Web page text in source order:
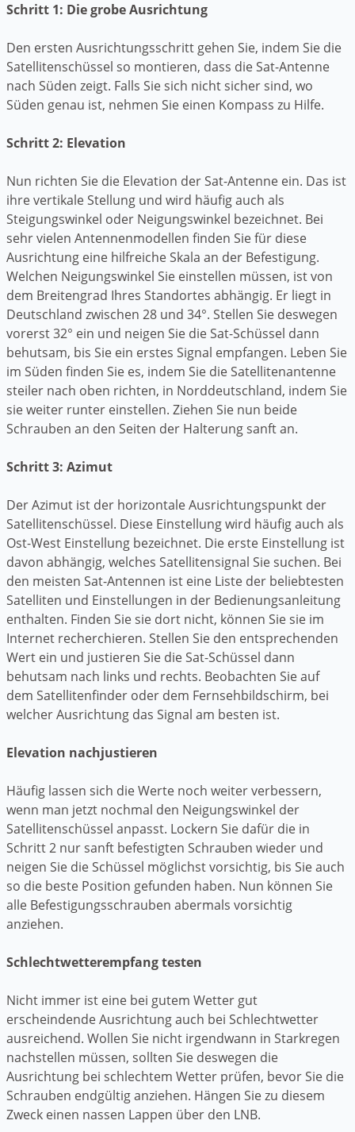
Schritt 1: Die grobe Ausrichtung
Den ersten Ausrichtungsschritt gehen Sie, indem Sie die
Satellitenschüssel so montieren, dass die Sat-Antenne
nach Süden zeigt. Falls Sie sich nicht sicher sind, wo
Süden genau ist, nehmen Sie einen Kompass zu Hilfe.
Schritt 2: Elevation
Nun richten Sie die Elevation der Sat-Antenne ein. Das ist
ihre vertikale Stellung und wird häufig auch als
Steigungswinkel oder Neigungswinkel bezeichnet. Bei
sehr vielen Antennenmodellen finden Sie für diese
Ausrichtung eine hilfreiche Skala an der Befestigung.
Welchen Neigungswinkel Sie einstellen müssen, ist von
dem Breitengrad Ihres Standortes abhängig. Er liegt in
Deutschland zwischen 28 und 34°. Stellen Sie deswegen
vorerst 32° ein und neigen Sie die Sat-Schüssel dann
behutsam, bis Sie ein erstes Signal empfangen. Leben Sie
im Süden finden Sie es, indem Sie die Satellitenantenne
steiler nach oben richten, in Norddeutschland, indem Sie
sie weiter runter einstellen. Ziehen Sie nun beide
Schrauben an den Seiten der Halterung sanft an.
Schritt 3: Azimut
Der Azimut ist der horizontale Ausrichtungspunkt der
Satellitenschüssel. Diese Einstellung wird häufig auch als
Ost-West Einstellung bezeichnet. Die erste Einstellung ist
davon abhängig, welches Satellitensignal Sie suchen. Bei
den meisten Sat-Antennen ist eine Liste der beliebtesten
Satelliten und Einstellungen in der Bedienungsanleitung
enthalten. Finden Sie sie dort nicht, können Sie sie im
Internet recherchieren. Stellen Sie den entsprechenden
Wert ein und justieren Sie die Sat-Schüssel dann
behutsam nach links und rechts. Beobachten Sie auf
dem Satellitenfinder oder dem Fernsehbildschirm, bei
welcher Ausrichtung das Signal am besten ist.
Elevation nachjustieren
Häufig lassen sich die Werte noch weiter verbessern,
wenn man jetzt nochmal den Neigungswinkel der
Satellitenschüssel anpasst. Lockern Sie dafür die in
Schritt 2 nur sanft befestigten Schrauben wieder und
neigen Sie die Schüssel möglichst vorsichtig, bis Sie auch
so die beste Position gefunden haben. Nun können Sie
alle Befestigungsschrauben abermals vorsichtig
anziehen.
Schlechtwetterempfang testen
Nicht immer ist eine bei gutem Wetter gut
erscheindende Ausrichtung auch bei Schlechtwetter
ausreichend. Wollen Sie nicht irgendwann in Starkregen
nachstellen müssen, sollten Sie deswegen die
Ausrichtung bei schlechtem Wetter prüfen, bevor Sie die
Schrauben endgültig anziehen. Hängen Sie zu diesem
Zweck einen nassen Lappen über den LNB.